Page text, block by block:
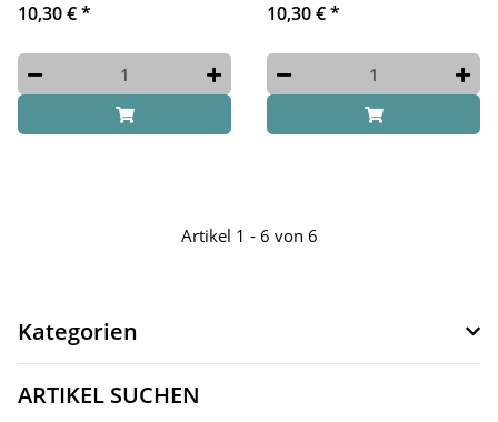
10,30 €* 10,30 €*
Artikel 1 - 6 von 6
Kategorien
ARTIKEL SUCHEN